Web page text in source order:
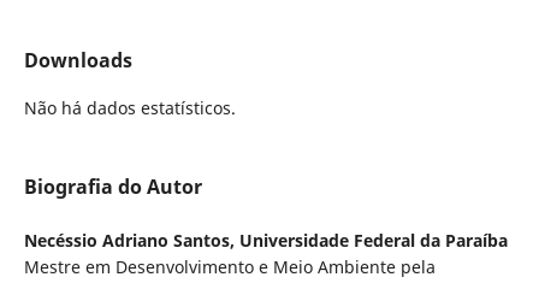
Downloads
Não há dados estatísticos.
Biografia do Autor
Necéssio Adriano Santos, Universidade Federal da Paraíba
Mestre em Desenvolvimento e Meio Ambiente pela